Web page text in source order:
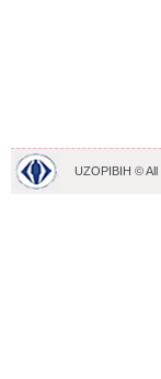
UZOPIBIH ©